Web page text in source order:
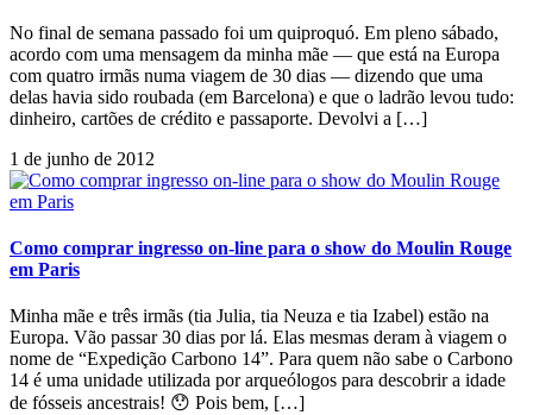
No final de semana passado foi um quiproquó. Em pleno sábado,
acordo com uma mensagem da minha mãe — que está na Europa
com quatro irmãs numa viagem de 30 dias — dizendo que uma
delas havia sido roubada (em Barcelona) e que o ladrão levou tudo:
dinheiro, cartões de crédito e passaporte. Devolvi a […]
1 de junho de 2012
Como comprar ingresso on-line para o show do Moulin Rouge
em Paris
Minha mãe e três irmãs (tia Julia, tia Neuza e tia Izabel) estão na
Europa. Vão passar 30 dias por lá. Elas mesmas deram à viagem o
nome de “Expedição Carbono 14”. Para quem não sabe o Carbono
14 é uma unidade utilizada por arqueólogos para descobrir a idade
de fósseis ancestrais! 😯 Pois bem, […]